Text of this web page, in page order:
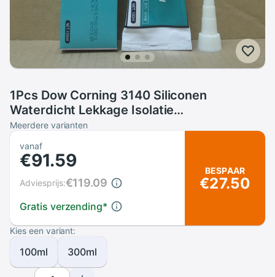
1Pcs Dow Corning 3140 Siliconen
Waterdicht Lekkage Isolatie
Hittebestendig Waterdichte Kit
Elektronische Component Vaststelling Lijm
Meerdere varianten
vanaf
€91.59
Gratis verzending*
Adviesprijs:€119.09
BESPAAR
€27.50
Kies een variant:
100ml 300ml